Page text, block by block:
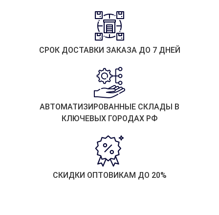
СРОК ДОСТАВКИ ЗАКАЗА ДО 7 ДНЕЙ
АВТОМАТИЗИРОВАННЫЕ СКЛАДЫ В
КЛЮЧЕВЫХ ГОРОДАХ РФ
СКИДКИ ОПТОВИКАМ ДО 20%